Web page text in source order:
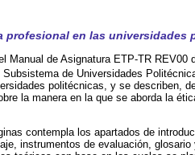
profesional en las universidades
Manual de Asignatura ETP-TR REV00
de Universidades
politécnicas, y se describen,
la manera en la que se aborda la
contempla los apartados de
instrumentos de evaluación,